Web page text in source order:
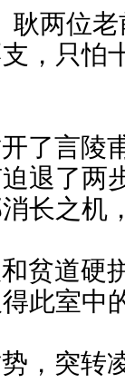
两位
，只怕
了言陵
退了两
长之机
贫道硬
得此室
，突转